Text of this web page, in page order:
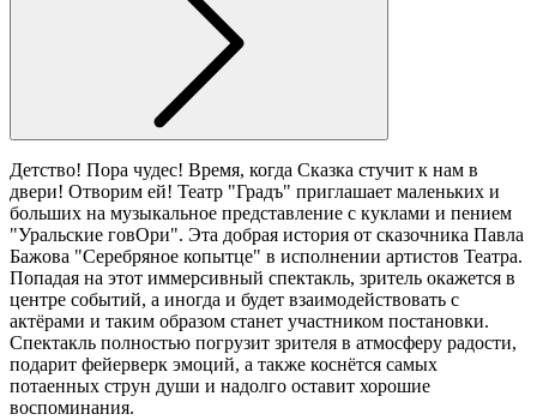
Детство! Пора чудес! Время, когда Сказка стучит к нам в
двери! Отворим ей! Театр "Градъ" приглашает маленьких и
больших на музыкальное представление с куклами и пением
"Уральские говОри". Эта добрая история от сказочника Павла
Бажова "Серебряное копытце" в исполнении артистов Театра.
Попадая на этот иммерсивный спектакль, зритель окажется в
центре событий, а иногда и будет взаимодействовать с
актёрами и таким образом станет участником постановки.
Спектакль полностью погрузит зрителя в атмосферу радости,
подарит фейерверк эмоций, а также коснётся самых
потаенных струн души и надолго оставит хорошие
воспоминания.